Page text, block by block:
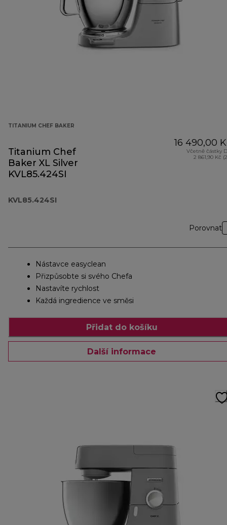
TITANIUM CHEF BAKER
Titanium Chef
Baker XL Silver
KVL85.424SI
KVL85.424SI
16 490,00
Včetně částky
2 861,90 Kč
Porovnat
Nástavce easyclean
Přizpůsobte si svého Chefa
Nastavíte rychlost
Každá ingredience ve směsi
Přidat do košíku
Další informace